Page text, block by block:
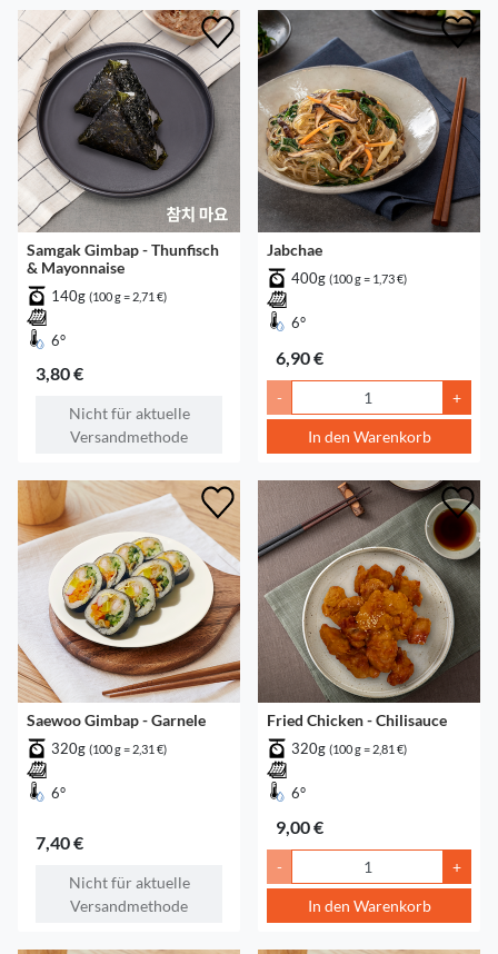
Samgak Gimbap - Thunfisch
& Mayonnaise
140g (100 g = 2,71 €)
6°
3,80 €
Nicht für aktuelle
Versandmethode
Jabchae
400g (100 g = 1,73 €)
6°
6,90 €
- +
In den Warenkorb
Saewoo Gimbap - Garnele
320g (100 g = 2,31 €)
6°
7,40 €
Nicht für aktuelle
Versandmethode
Fried Chicken - Chilisauce
320g (100 g = 2,81 €)
6°
9,00 €
- +
In den Warenkorb